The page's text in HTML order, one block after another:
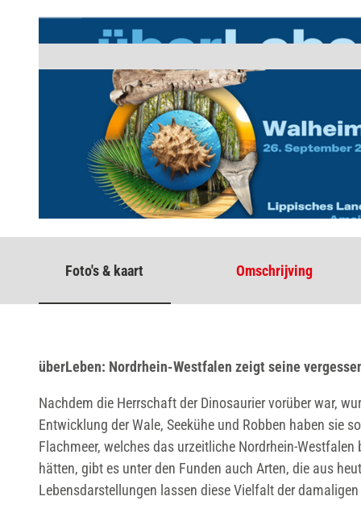
Foto's & kaart Omschrijving
überLeben: Nordrhein-Westfalen zeigt seine
Nachdem die Herrschaft der Dinosaurier vorüber war,
Entwicklung der Wale, Seekühe und Robben haben sie
Flachmeer, welches das urzeitliche Nordrhein-
hätten, gibt es unter den Funden auch Arten, die aus
Lebensdarstellungen lassen diese Vielfalt der